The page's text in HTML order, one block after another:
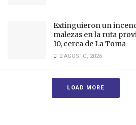
Extinguieron un
malezas en la ruta
10, cerca de La Toma
2 AGOSTO, 2026
LOAD MORE